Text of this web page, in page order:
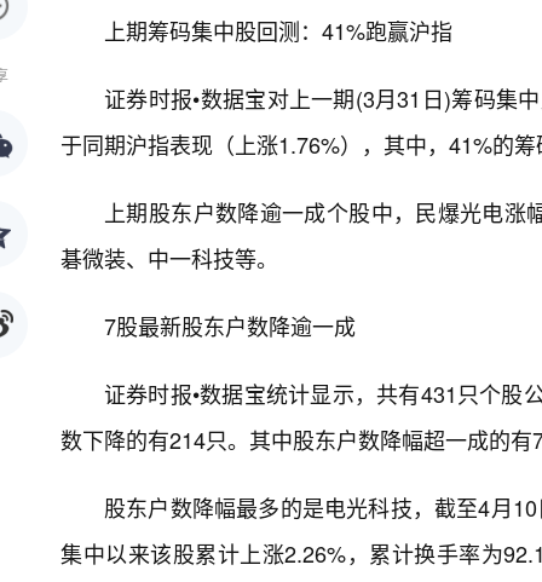
上期筹码集中股回测：41%跑赢沪指
证券时报•数据宝对上一期(3月31日)筹码集
于同期沪指表现（上涨1.76%），其中，41%的
上期股东户数降逾一成个股中，民爆光电
碁微装、中一科技等。
7股最新股东户数降逾一成
证券时报•数据宝统计显示，共有431只个股
数下降的有214只。其中股东户数降幅超一成的有
股东户数降幅最多的是电光科技，截至4月
集中以来该股累计上涨2.26%，累计换手率为